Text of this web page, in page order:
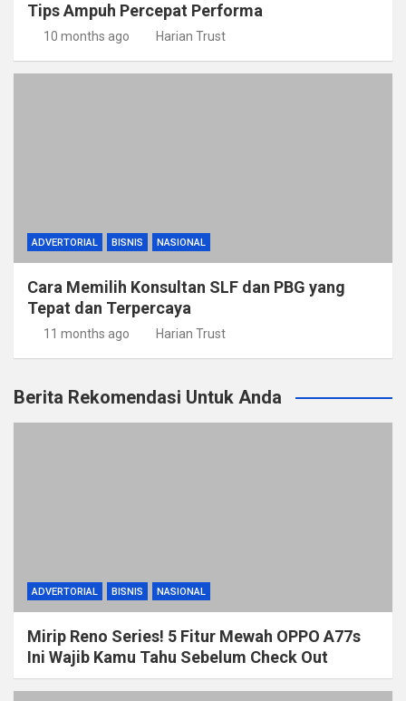
Tips Ampuh Percepat Performa
10 months ago Harian Trust
ADVERTORIAL BISNIS NASIONAL
Cara Memilih Konsultan SLF dan PBG yang
Tepat dan Terpercaya
11 months ago Harian Trust
Berita Rekomendasi Untuk Anda
ADVERTORIAL BISNIS NASIONAL
Mirip Reno Series! 5 Fitur Mewah OPPO A77s
Ini Wajib Kamu Tahu Sebelum Check Out